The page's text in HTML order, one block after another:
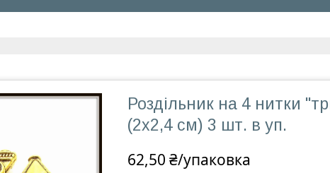
Роздільник на 4 нитки
(2х2,4 см) 3 шт. в уп.
62,50 ₴/упаковка